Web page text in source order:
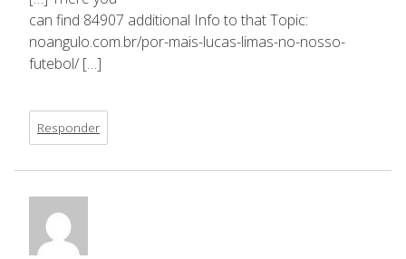
can find 84907 additional Info to that Topic:
noangulo.com.br/por-mais-lucas-limas-no-nosso-
futebol/ […]
Responder